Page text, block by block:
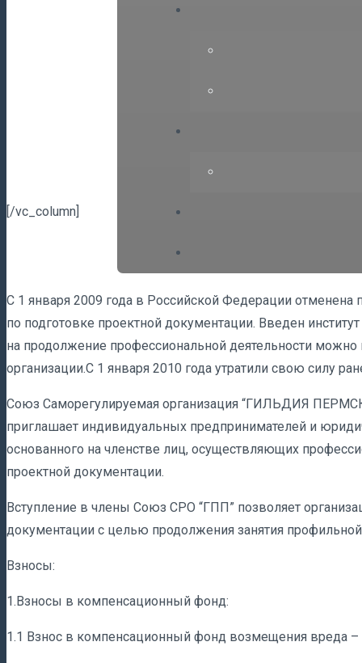
[/vc_column]
С 1 января 2009 года в Российской Федерации
по подготовке проектной документации. Введен
на продолжение профессиональной деятельности
организации.С 1 января 2010 года утратили свою силу
Союз Саморегулируемая организация “ГИЛЬДИЯ
приглашает индивидуальных предпринимателей и
основанного на членстве лиц, осуществляющих
проектной документации.
Вступление в члены Союз СРО “ГПП” позволяет
документации с целью продолжения занятия
Взносы:
1.Взносы в компенсационный фонд:
1.1 Взнос в компенсационный фонд возмещения вреда –